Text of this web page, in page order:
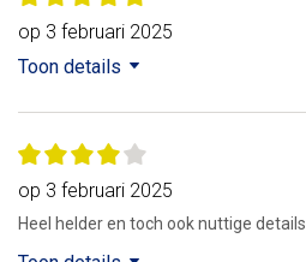
op 3 februari 2025
Toon details
op 3 februari 2025
Heel helder en toch ook nuttige details